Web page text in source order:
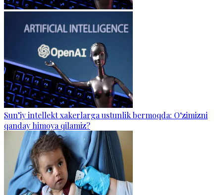
Sun’iy intellekt xakerlarga ustunlik bermoqda: O‘zimizni
qanday himoya qilamiz?